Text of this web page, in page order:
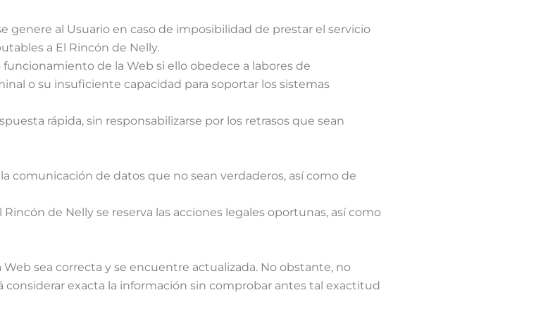
genere al Usuario en caso de imposibilidad de prestar el servicio
a El Rincón de Nelly.
de la Web si ello obedece a labores de
o su insuficiente capacidad para soportar los sistemas
rápida, sin responsabilizarse por los retrasos que sean
comunicación de datos que no sean verdaderos, así como de
de Nelly se reserva las acciones legales oportunas, así como
sea correcta y se encuentre actualizada. No obstante, no
exacta la información sin comprobar antes tal exactitud